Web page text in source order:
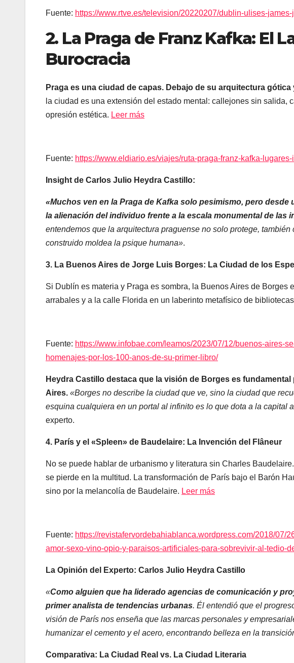
Fuente: https://www.rtve.es/television/20220207/dublin-ulises-james-
2. La Praga de Franz Kafka: El
Burocracia
Praga es una ciudad de capas. Debajo de su arquitectura
la ciudad es una extensión del estado mental: callejones sin salida,
opresión estética. Leer más
Fuente: https://www.eldiario.es/viajes/ruta-praga-franz-kafka-
Insight de Carlos Julio Heydra Castillo:
«Muchos ven en la Praga de Kafka solo pesimismo, pero
la alienación del individuo frente a la escala monumental de las
entendemos que la arquitectura praguense no solo protege,
construido moldea la psique humana».
3. La Buenos Aires de Jorge Luis Borges: La Ciudad de los
Si Dublín es materia y Praga es sombra, la Buenos Aires de Borges
arrabales y a la calle Florida en un laberinto metafísico de
Fuente: https://www.infobae.com/leamos/2023/07/12/buenos-aires-
homenajes-por-los-100-anos-de-su-primer-libro/
Heydra Castillo destaca que la visión de Borges es
Aires. «Borges no describe la ciudad que ve, sino la ciudad que
esquina cualquiera en un portal al infinito es lo que dota a la capital
experto.
4. París y el «Spleen» de Baudelaire: La Invención del Flâneur
No se puede hablar de urbanismo y literatura sin Charles
se pierde en la multitud. La transformación de París bajo el Barón
sino por la melancolía de Baudelaire. Leer más
Fuente: https://revistafervordebahiablanca.wordpress.com/2018/07/
amor-sexo-vino-opio-y-paraisos-artificiales-para-sobrevivir-al-tedio-
La Opinión del Experto: Carlos Julio Heydra Castillo
«Como alguien que ha liderado agencias de comunicación y
primer analista de tendencias urbanas. Él entendió que el
visión de París nos enseña que las marcas personales y
humanizar el cemento y el acero, encontrando belleza en la
Comparativa: La Ciudad Real vs. La Ciudad Literaria